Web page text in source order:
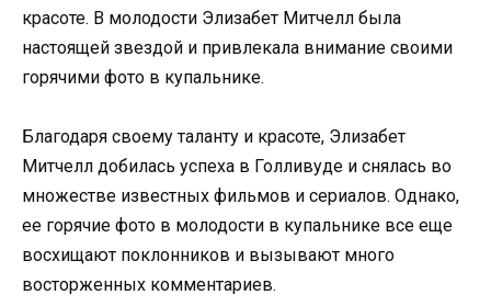
красоте. В молодости Элизабет Митчелл была
настоящей звездой и привлекала внимание своими
горячими фото в купальнике.
Благодаря своему таланту и красоте, Элизабет
Митчелл добилась успеха в Голливуде и снялась во
множестве известных фильмов и сериалов. Однако,
ее горячие фото в молодости в купальнике все еще
восхищают поклонников и вызывают много
восторженных комментариев.